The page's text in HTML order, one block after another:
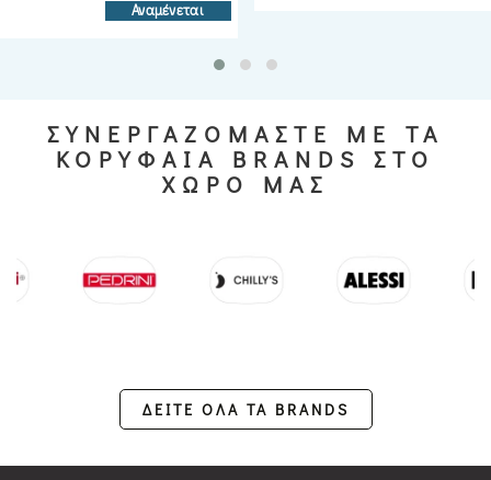
Αναμένεται
ΣΥΝΕΡΓΑΖΟΜΑΣΤΕ ΜΕ ΤΑ
ΚΟΡΥΦΑΙΑ BRANDS ΣΤΟ
ΧΩΡΟ ΜΑΣ
ΔΕΙΤΕ ΟΛΑ ΤΑ BRANDS